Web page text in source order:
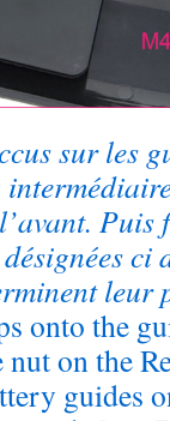
sur les
Puis
ci
leur
onto the
on the
guides